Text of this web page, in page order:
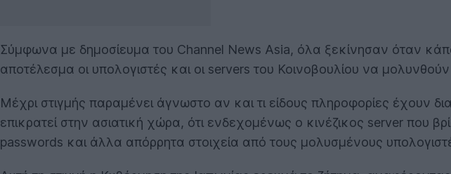
Σύμφωνα με δημοσίευμα του Channel News Asia, όλα ξεκίνησαν όταν
αποτέλεσμα οι υπολογιστές και οι servers του Κοινοβουλίου να
Μέχρι στιγμής παραμένει άγνωστο αν και τι είδους πληροφορίες έχουν
επικρατεί στην ασιατική χώρα, ότι ενδεχομένως ο κινέζικος server που
passwords και άλλα απόρρητα στοιχεία από τους μολυσμένους